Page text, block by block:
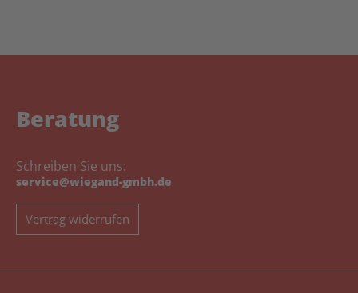
Beratung
Schreiben Sie uns:
service@wiegand-gmbh.de
Vertrag widerrufen